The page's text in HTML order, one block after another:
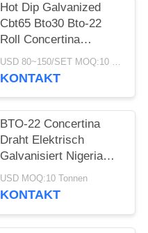
Hot Dip Galvanized
Cbt65 Bto30 Bto-22
Roll Concertina
Doppelstrang
Rasierklinge
USD 80~150/SET MOQ:10 Tonnen
KONTAKT
BTO-22 Concertina
Draht Elektrisch
Galvanisiert Nigeria
Rasierer Stacheldraht
Rasierer Draht Preis
USD MOQ:10 Tonnen
KONTAKT